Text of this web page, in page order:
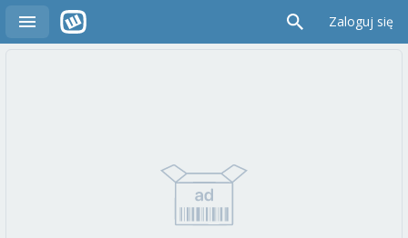
Zaloguj się